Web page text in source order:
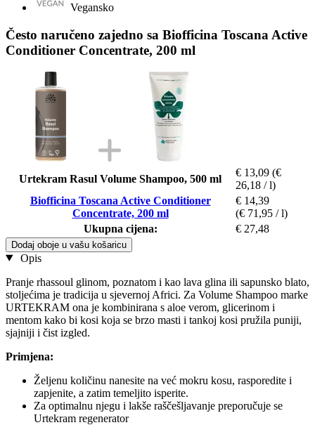
Vegansko
Često naručeno zajedno sa Biofficina Toscana Active
Conditioner Concentrate, 200 ml
Urtekram Rasul Volume Shampoo, 500 ml
€ 13,09 (€
26,18 / l)
Biofficina Toscana Active Conditioner
Concentrate, 200 ml
€ 14,39
(€ 71,95 / l)
Ukupna cijena:
€ 27,48
Dodaj oboje u vašu košaricu
Opis
Pranje rhassoul glinom, poznatom i kao lava glina ili sapunsko blato,
stoljećima je tradicija u sjevernoj Africi. Za Volume Shampoo marke
URTEKRAM ona je kombinirana s aloe verom, glicerinom i
mentom kako bi kosi koja se brzo masti i tankoj kosi pružila puniji,
sjajniji i čist izgled.
Primjena:
Željenu količinu nanesite na već mokru kosu, rasporedite i
zapjenite, a zatim temeljito isperite.
Za optimalnu njegu i lakše raščešljavanje preporučuje se
Urtekram regenerator